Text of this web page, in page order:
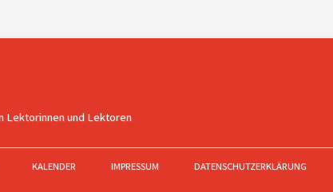
Lektorinnen und Lektoren
KALENDER IMPRESSUM DATENSCHUTZERKLÄRUNG